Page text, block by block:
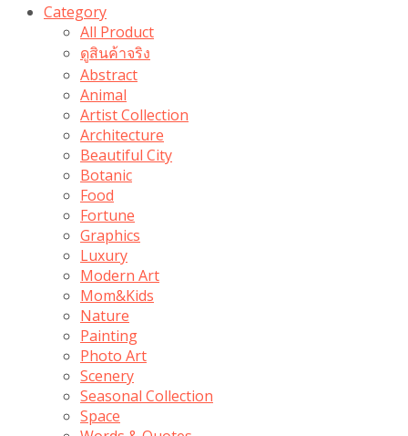
Category
All Product
ดูสินค้าจริง
Abstract
Animal
Artist Collection
Architecture
Beautiful City
Botanic
Food
Fortune
Graphics
Luxury
Modern Art
Mom&Kids
Nature
Painting
Photo Art
Scenery
Seasonal Collection
Space